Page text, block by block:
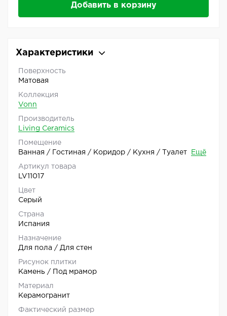
Добавить в корзину
Характеристики
Поверхность
Матовая
Коллекция
Vonn
Производитель
Living Ceramics
Помещение
Ванная / Гостиная / Коридор / Кухня / Туалет
Ещё
Артикул товара
LV11017
Цвет
Серый
Страна
Испания
Назначение
Для пола / Для стен
Рисунок плитки
Камень / Под мрамор
Материал
Керамогранит
Фактический размер